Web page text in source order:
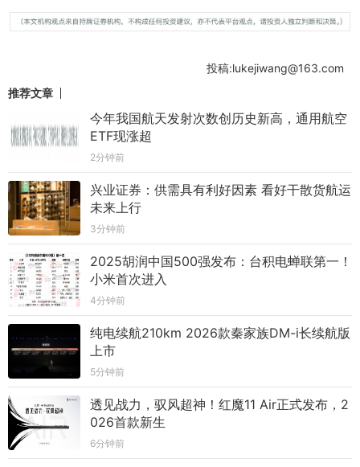
投稿:lukejiwang@163.com
推荐文章
今年我国航天发射次数创历史新高，通用航空
ETF现涨超
2分钟前
兴业证券：供需具有利好因素 看好干散货航运
未来上行
3分钟前
2025胡润中国500强发布：台积电蝉联第一！
小米首次进入
4分钟前
纯电续航210km 2026款秦家族DM-i长续航版
上市
5分钟前
透见战力，驭风超神！红魔11 Air正式发布，2
026首款新生
6分钟前